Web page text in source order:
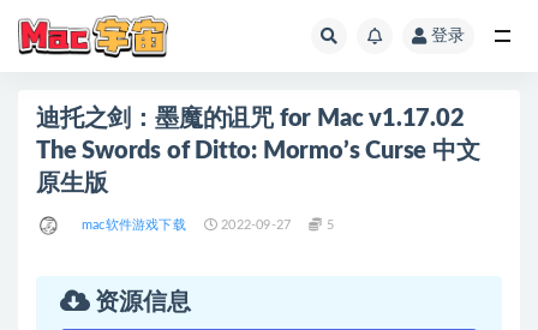
登录
迪托之剑：墨魔的诅咒 for Mac v1.17.02
The Swords of Ditto: Mormo’s Curse 中文
原生版
mac软件游戏下载 2022-09-27 5
资源信息